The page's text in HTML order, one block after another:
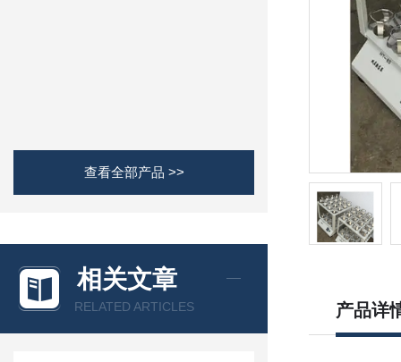
查看全部产品 >>
相关文章
RELATED ARTICLES 产品详